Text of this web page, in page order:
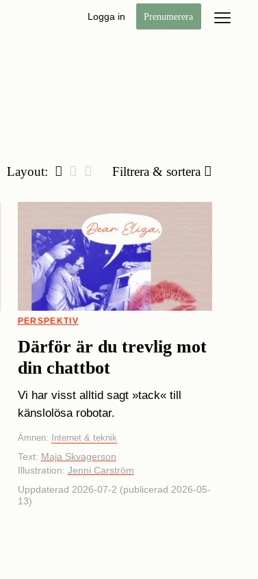
Logga in Prenumerera
Layout: Filtrera & sortera
PERSPEKTIV
Därför är du trevlig mot
din chattbot
Vi har visst alltid sagt »tack« till
känslolösa robotar.
Ämnen: Internet & teknik
Text: Maja Skvagerson
Illustration: Jenni Carström
Uppdaterad 2026-07-2 (publicerad 2026-05-
13)